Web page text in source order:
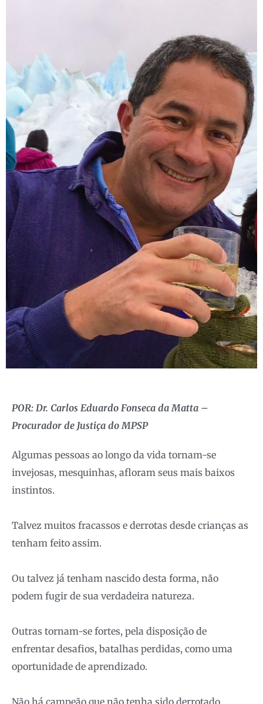
POR: Dr. Carlos Eduardo Fonseca da Matta –
Procurador de Justiça do MPSP
Algumas pessoas ao longo da vida tornam-se
invejosas, mesquinhas, afloram seus mais baixos
instintos.
Talvez muitos fracassos e derrotas desde crianças as
tenham feito assim.
Ou talvez já tenham nascido desta forma, não
podem fugir de sua verdadeira natureza.
Outras tornam-se fortes, pela disposição de
enfrentar desafios, batalhas perdidas, como uma
oportunidade de aprendizado.
Não há campeão que não tenha sido derrotado.